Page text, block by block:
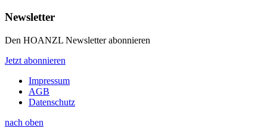
Newsletter
Den HOANZL Newsletter abonnieren
Jetzt abonnieren
Impressum
AGB
Datenschutz
nach oben